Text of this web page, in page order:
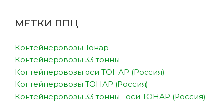
МЕТКИ ППЦ
Контейнеровозы Тонар
Контейнеровозы 33 тонны
Контейнеровозы оси ТОНАР (Россия)
Контейнеровозы ТОНАР (Россия)
Контейнеровозы 33 тонны оси ТОНАР (Россия)